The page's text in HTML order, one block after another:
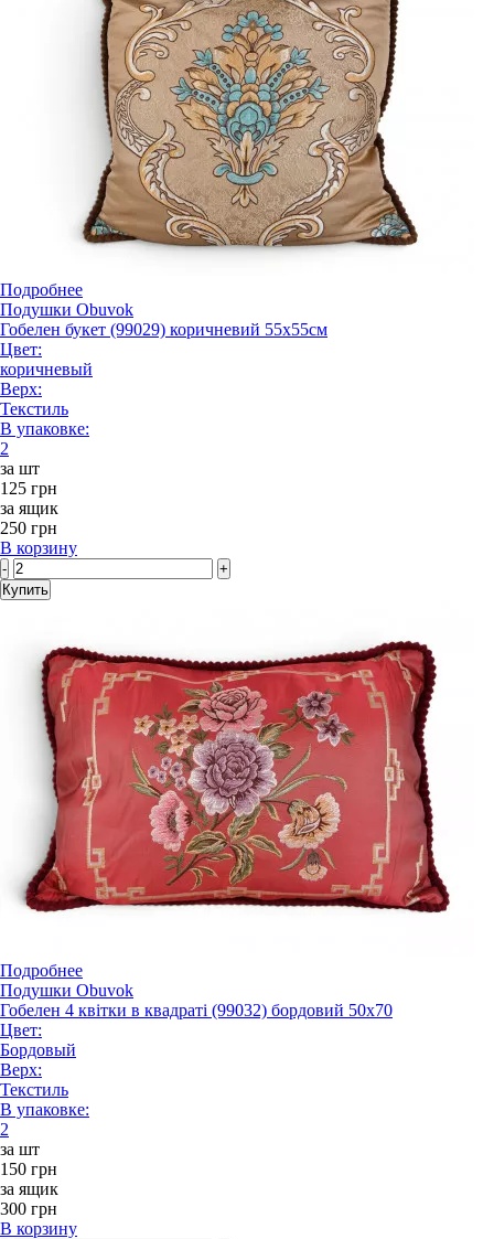
Подробнее
Подушки Obuvok
Гобелен букет (99029) коричневий 55x55см
Цвет:
коричневый
Верх:
Текстиль
В упаковке:
2
за шт
125 грн
за ящик
250 грн
В корзину
-
+
Купить
Подробнее
Подушки Obuvok
Гобелен 4 квітки в квадраті (99032) бордовий 50x70
Цвет:
Бордовый
Верх:
Текстиль
В упаковке:
2
за шт
150 грн
за ящик
300 грн
В корзину